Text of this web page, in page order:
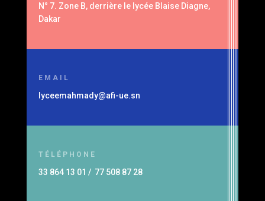
N° 7. Zone B, derrière le lycée Blaise Diagne,
Dakar
EMAIL
lyceemahmady@afi-ue.sn
TÉLÉPHONE
33 864 13 01 / 77 508 87 28